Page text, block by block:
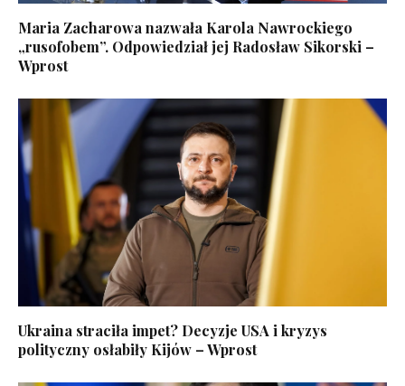
Maria Zacharowa nazwała Karola Nawrockiego
„rusofobem”. Odpowiedział jej Radosław Sikorski –
Wprost
Ukraina straciła impet? Decyzje USA i kryzys
polityczny osłabiły Kijów – Wprost